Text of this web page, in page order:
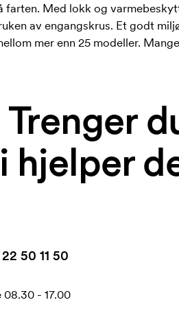
Med lokk og
av engangskrus. Et godt
mer enn 25 modeller.
Trenger
hjelper
22 50 11 50
- 17.00